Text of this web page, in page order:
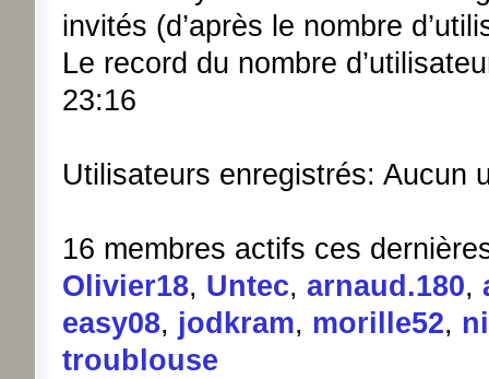
invités (d’après le nombre
Le record du nombre
23:16
Utilisateurs enregistrés: Aucun
16 membres actifs ces
Olivier18, Untec, arnaud.180,
easy08, jodkram, morille52,
troublouse